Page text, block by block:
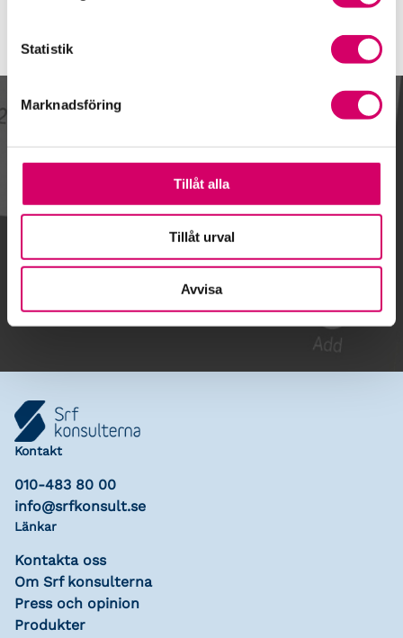
Statistik
Marknadsföring
Tillåt alla
Tillåt urval
Avvisa
Gå till kalendariet
Lägg till i kalender
Kontakt
010-483 80 00
info@srfkonsult.se
Länkar
Kontakta oss
Om Srf konsulterna
Press och opinion
Produkter